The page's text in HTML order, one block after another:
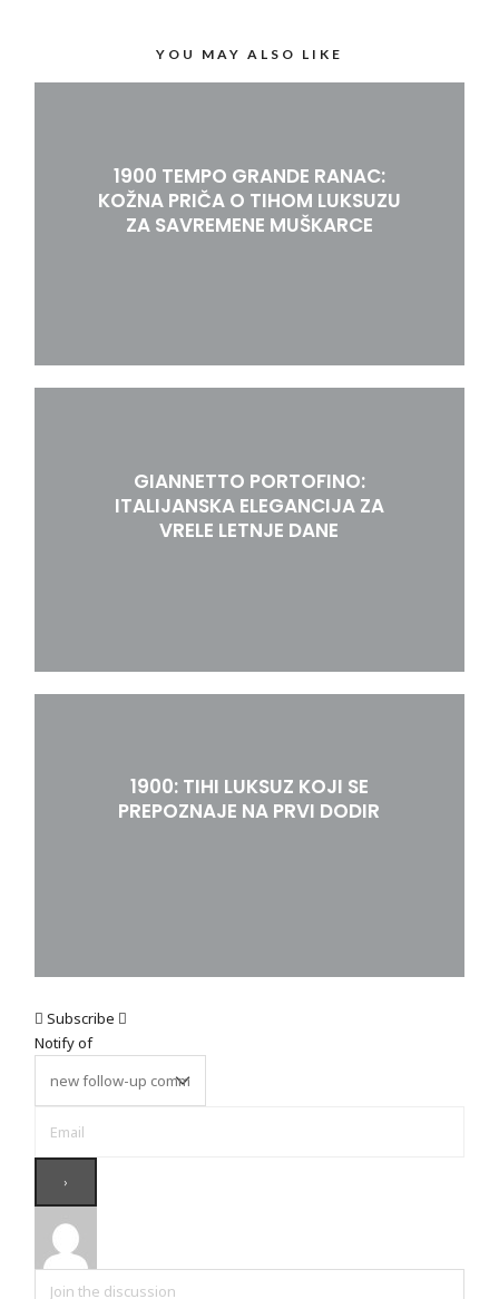
YOU MAY ALSO LIKE
1900 TEMPO GRANDE RANAC:
KOŽNA PRIČA O TIHOM LUKSUZU
ZA SAVREMENE MUŠKARCE
GIANNETTO PORTOFINO:
ITALIJANSKA ELEGANCIJA ZA
VRELE LETNJE DANE
1900: TIHI LUKSUZ KOJI SE
PREPOZNAJE NA PRVI DODIR
Subscribe
Notify of